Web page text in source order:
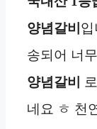
양념 갈비
송되어 너
양념 갈비
네요 ㅎ 천